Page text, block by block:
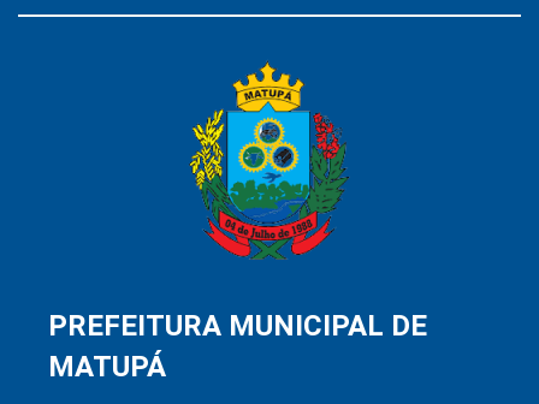
PREFEITURA MUNICIPAL DE
MATUPÁ